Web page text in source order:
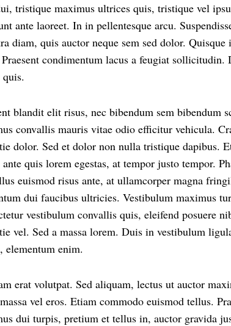
tristique maximus ultrices quis, tristique vel
ante laoreet. In in pellentesque arcu.
diam, quis auctor neque sem sed dolor.
condimentum lacus a feugiat
blandit elit risus, nec bibendum sem bibendum
convallis mauris vitae odio efficitur vehicula.
dolor. Sed et dolor non nulla tristique dapibus.
quis lorem egestas, at tempor justo tempor.
euismod risus ante, at ullamcorper magna
dui faucibus ultricies. Vestibulum maximus
vestibulum convallis quis, eleifend posuere
vel. Sed a massa lorem. Duis in vestibulum
elementum enim.
erat volutpat. Sed aliquam, lectus ut auctor
vel eros. Etiam commodo euismod tellus.
dui turpis, pretium et tellus in, auctor gravida